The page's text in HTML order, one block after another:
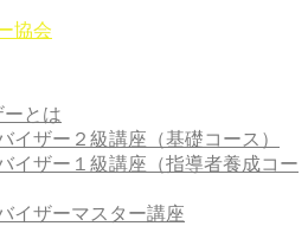
とは
イザー２級講座（基礎コース）
イザー１級講座（指導者養成コー
イザーマスター講座